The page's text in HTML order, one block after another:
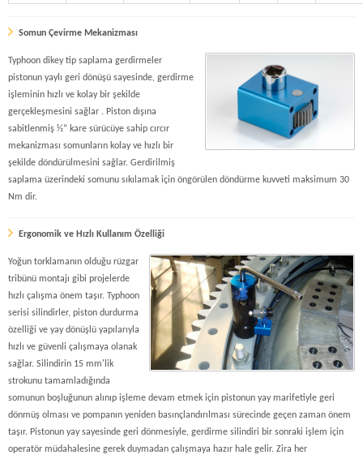
Somun Çevirme Mekanizması
Typhoon dikey tip saplama gerdirmeler
pistonun yaylı geri dönüşü sayesinde, gerdirme
işleminin hızlı ve kolay bir şekilde
gerçekleşmesini sağlar . Piston dışına
sabitlenmiş ½” kare sürücüye sahip cırcır
mekanizması somunların kolay ve hızlı bir
şekilde döndürülmesini sağlar. Gerdirilmiş
saplama üzerindeki somunu sıkılamak için öngörülen döndürme kuvveti maksimum 30
Nm dir.
Ergonomik ve Hızlı Kullanım Özelliği
Yoğun torklamanın olduğu rüzgar
tribünü montajı gibi projelerde
hızlı çalışma önem taşır. Typhoon
serisi silindirler, piston durdurma
özelliği ve yay dönüşlü yapılarıyla
hızlı ve güvenli çalışmaya olanak
sağlar. Silindirin 15 mm'lik
strokunu tamamladığında
somunun boşluğunun alınıp işleme devam etmek için pistonun yay marifetiyle geri
dönmüş olması ve pompanın yeniden basınçlandırılması sürecinde geçen zaman önem
taşır. Pistonun yay sayesinde geri dönmesiyle, gerdirme silindiri bir sonraki işlem için
operatör müdahalesine gerek duymadan çalışmaya hazır hale gelir. Zira her